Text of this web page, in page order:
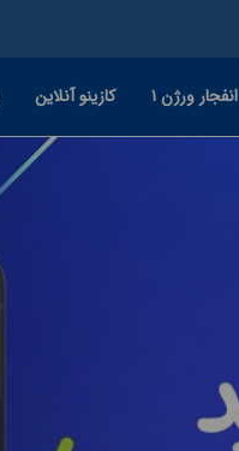
انفجار ورژن ۱ کازینو آنلاین